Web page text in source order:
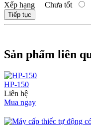
Xếp hạng Chưa tốt
Tiếp tục
Sản phẩm liên
HP-150
Liên hệ
Mua ngay